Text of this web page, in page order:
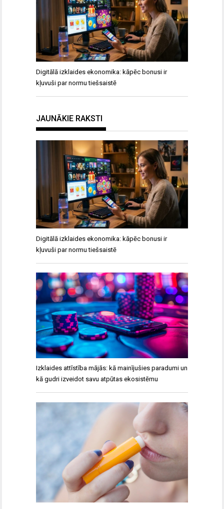
Digitālā izklaides ekonomika: kāpēc bonusi ir
kļuvuši par normu tiešsaistē
JAUNĀKIE RAKSTI
Digitālā izklaides ekonomika: kāpēc bonusi ir
kļuvuši par normu tiešsaistē
Izklaides attīstība mājās: kā mainījušies paradumi un
kā gudri izveidot savu atpūtas ekosistēmu